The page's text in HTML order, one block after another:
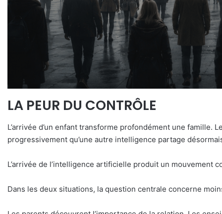
LA PEUR DU CONTRÔLE
L’arrivée d’un enfant transforme profondément une
progressivement qu’une autre intelligence partage
L’arrivée de l’intelligence artificielle produit un mouvement
Dans les deux situations, la question centrale concerne